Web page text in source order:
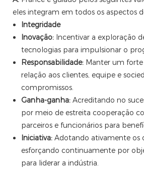
eles integram em todos os aspectos
Integridade
Inovação: Incentivar a exploração
tecnologias para impulsionar o
Responsabilidade: Manter um forte
relação aos clientes, equipe e
compromissos.
Ganha-ganha: Acreditando no
por meio de estreita cooperação
parceiros e funcionários para
Iniciativa: Adotando ativamente os
esforçando continuamente por
para liderar a indústria.